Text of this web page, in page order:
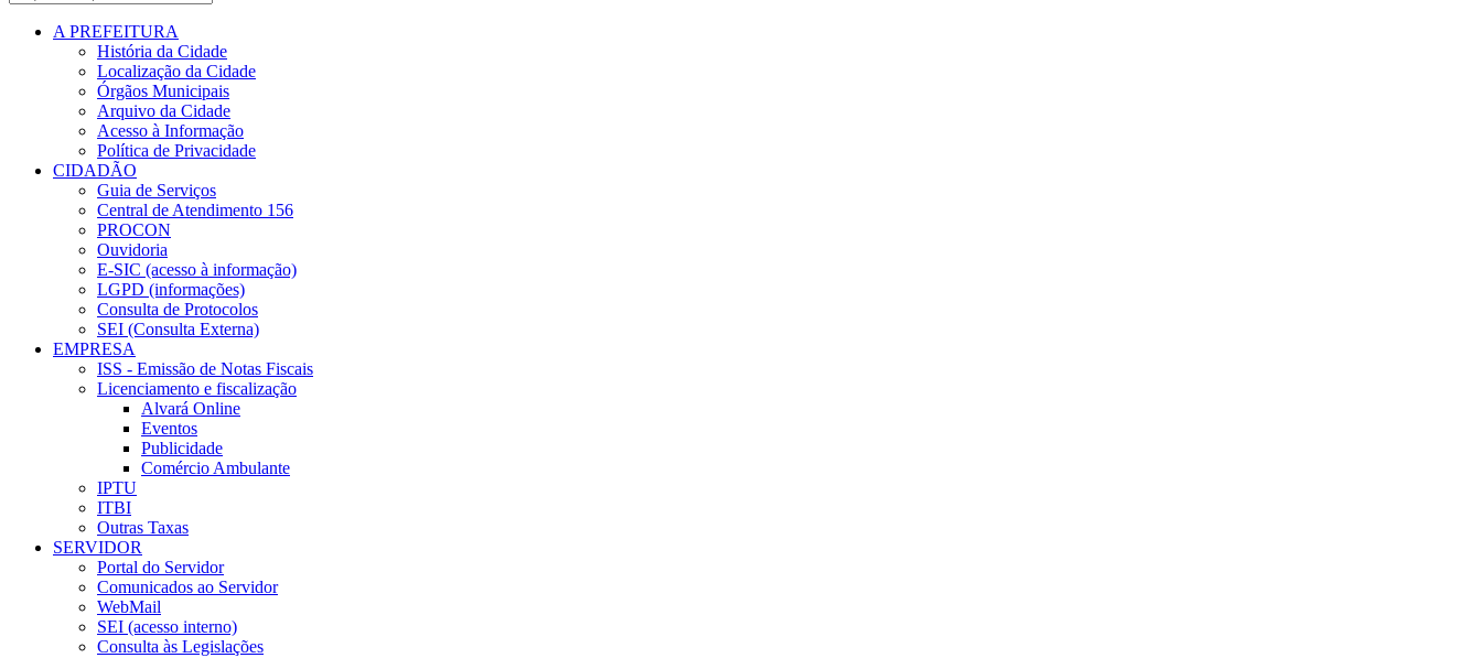
A PREFEITURA
História da Cidade
Localização da Cidade
Órgãos Municipais
Arquivo da Cidade
Acesso à Informação
Política de Privacidade
CIDADÃO
Guia de Serviços
Central de Atendimento 156
PROCON
Ouvidoria
E-SIC (acesso à informação)
LGPD (informações)
Consulta de Protocolos
SEI (Consulta Externa)
EMPRESA
ISS - Emissão de Notas Fiscais
Licenciamento e fiscalização
Alvará Online
Eventos
Publicidade
Comércio Ambulante
IPTU
ITBI
Outras Taxas
SERVIDOR
Portal do Servidor
Comunicados ao Servidor
WebMail
SEI (acesso interno)
Consulta às Legislações